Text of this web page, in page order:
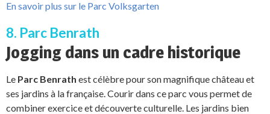
En savoir plus sur le Parc Volksgarten
8. Parc Benrath
Jogging dans un cadre historique
Le Parc Benrath est célèbre pour son magnifique château et
ses jardins à la française. Courir dans ce parc vous permet de
combiner exercice et découverte culturelle. Les jardins bien